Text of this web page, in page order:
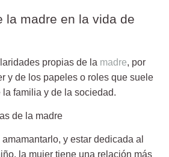
la madre en la vida de
propias de la madre, por
y de los papeles o roles que suele
familia y de la sociedad.
de la madre
y estar dedicada al
la mujer tiene una relación más